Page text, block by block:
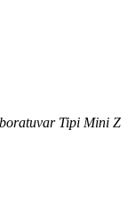
Tipi Mini Z